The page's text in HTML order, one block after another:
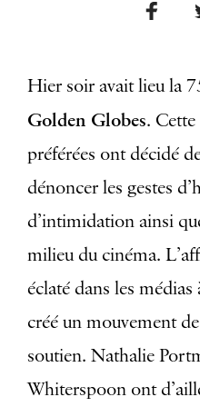
Hier soir avait lieu la
Golden Globes. Cette
préférées ont décidé
dénoncer les gestes
d’intimidation ainsi
milieu du cinéma.
éclaté dans les
créé un mouvement
soutien. Nathalie
Whiterspoon ont